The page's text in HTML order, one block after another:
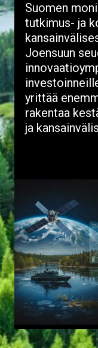
Suomen
tutkimus- ja
Joensuun
yrittää
rakentaa
ja